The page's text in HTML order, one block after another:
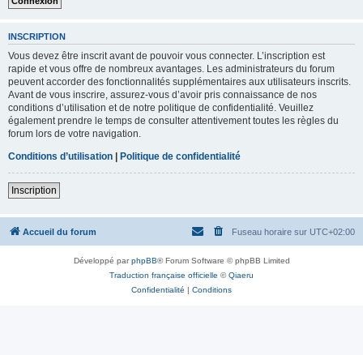
INSCRIPTION
Vous devez être inscrit avant de pouvoir vous connecter. L’inscription est
rapide et vous offre de nombreux avantages. Les administrateurs du forum
peuvent accorder des fonctionnalités supplémentaires aux utilisateurs inscrits.
Avant de vous inscrire, assurez-vous d’avoir pris connaissance de nos
conditions d’utilisation et de notre politique de confidentialité. Veuillez
également prendre le temps de consulter attentivement toutes les règles du
forum lors de votre navigation.
Conditions d’utilisation | Politique de confidentialité
Inscription
Accueil du forum Fuseau horaire sur UTC+02:00
Développé parphpBB® Forum Software © phpBB Limited
Traduction française officielle ©Qiaeru
Confidentialité | Conditions